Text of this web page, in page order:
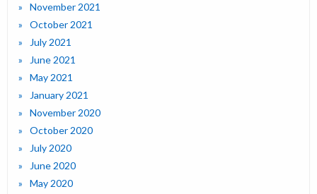
November 2021
October 2021
July 2021
June 2021
May 2021
January 2021
November 2020
October 2020
July 2020
June 2020
May 2020